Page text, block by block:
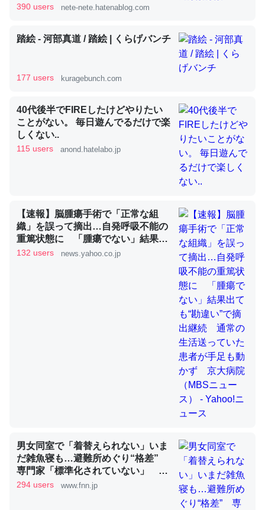
コオロギのカルシウム分はエビの600分の1程度。
─ニュース :: 【研究発表】昆虫学の大問題＝「昆虫はなぜ海にいな
いのか」に関する新仮説
論文では「淡水はカルシウムも酸素も不足してて両方に不
利だから両方が拮抗してるのでは」とあって面白い。海に
いる鋏角類（カブトガニ・ウミグモ）はカルシウムを使わ
ずキチンを強化してる筈だが、酵素が違うのか？
─ニュース :: 【研究発表】昆虫学の大問題＝「昆虫はなぜ海にいな
これを元に考えるとカルシウムを大量に使う脊椎動物と貝
類は苦労してるんだな…。腹足類だと殻を無くしてナメク
─ニュース :: 【研究発表】昆虫学の大問題＝「昆虫はなぜ海にいな
ウチもEchoを実家に置いて４年。でたまに覗いてる。ぼ
ちぼちRingも置こうかと画策中。あと、Googleマップで
390 users nete-nete.hatenablog.com
踏絵 - 河部真道 / 踏絵 | くらげバンチ
177 users kuragebunch.com
40代後半でFIREしたけどやりたい
ことがない。 毎日遊んでるだけで楽
しくない..
115 users anond.hatelabo.jp
【速報】脳腫瘍手術で「正常な組
織」を誤って摘出…自発呼吸不能の
重篤状態に 「腫瘍でない」結果出
ても“勘違い”で摘出継続 通常の生
132 users news.yahoo.co.jp
男女同室で「着替えられない」いま
だ雑魚寝も…避難所めぐり“格差”
専門家「標準化されていない」 令
和8年熊本地震｜FNNプライムオン
294 users www.fnn.jp